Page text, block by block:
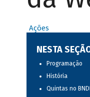
Ações
NESTA
Programação
História
Quintas no